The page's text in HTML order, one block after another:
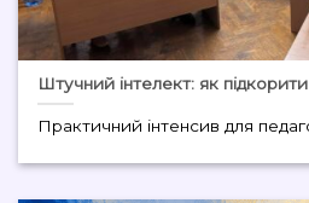
Штучний інтелект: як підкорити
Практичний інтенсив для